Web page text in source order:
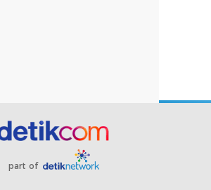
part of